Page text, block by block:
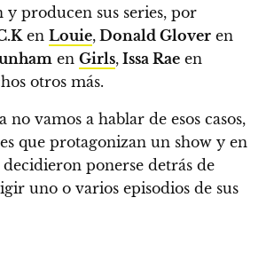
y producen sus series, por
en Louie, Donald Glover en
en Girls, Issa Rae en
otros más.
no vamos a hablar de esos casos,
que protagonizan un show y en
ponerse detrás de
uno o varios episodios de sus